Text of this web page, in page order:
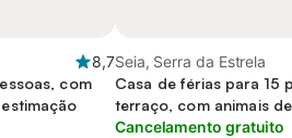
8,7
com
Seia, Serra da Estrela
Casa de férias para 15
terraço, com animais
Cancelamento gratuito